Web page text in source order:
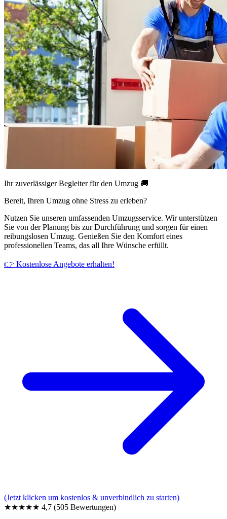
Ihr zuverlässiger Begleiter für den Umzug 🚚
Bereit, Ihren Umzug ohne Stress zu erleben?
Nutzen Sie unseren umfassenden Umzugsservice. Wir unterstützen
Sie von der Planung bis zur Durchführung und sorgen für einen
reibungslosen Umzug. Genießen Sie den Komfort eines
professionellen Teams, das all Ihre Wünsche erfüllt.
👉 Kostenlose Angebote erhalten!
(Jetzt klicken um kostenlos & unverbindlich zu starten)
★★★★★ 4,7 (505 Bewertungen)